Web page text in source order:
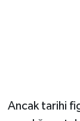
Ancak tarihi